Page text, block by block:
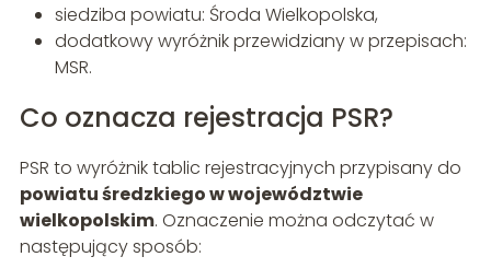
siedziba powiatu: Środa Wielkopolska,
dodatkowy wyróżnik przewidziany w przepisach:
MSR.
Co oznacza rejestracja PSR?
PSR to wyróżnik tablic rejestracyjnych przypisany do
powiatu średzkiego w województwie
wielkopolskim. Oznaczenie można odczytać w
następujący sposób: